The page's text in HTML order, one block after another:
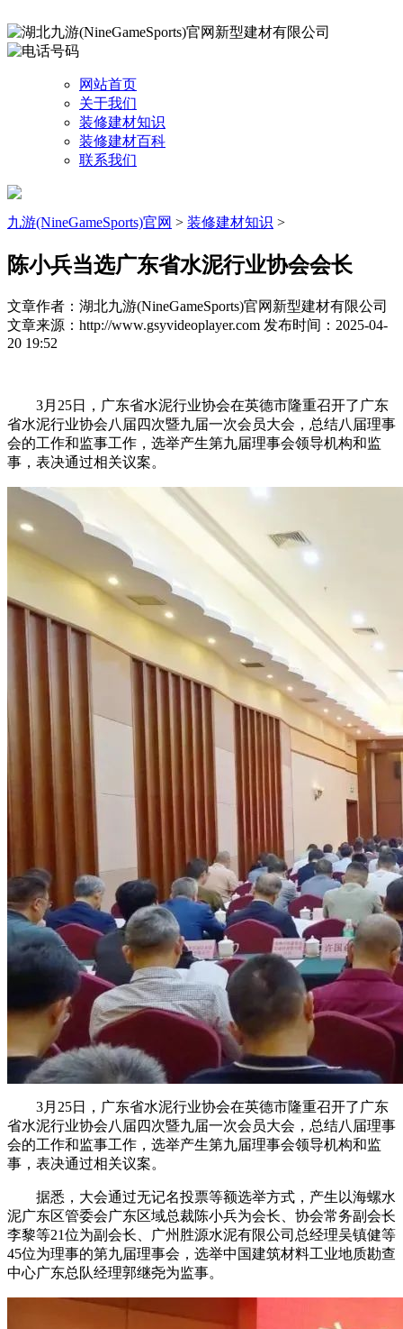
网站首页
关于我们
装修建材知识
装修建材百科
联系我们
九游(NineGameSports)官网 > 装修建材知识 >
陈小兵当选广东省水泥行业协会会长
文章作者：湖北九游(NineGameSports)官网新型建材有限公司
文章来源：http://www.gsyvideoplayer.com 发布时间：2025-04-
20 19:52
3月25日，广东省水泥行业协会在英德市隆重召开了广东
省水泥行业协会八届四次暨九届一次会员大会，总结八届理事
会的工作和监事工作，选举产生第九届理事会领导机构和监
事，表决通过相关议案。
3月25日，广东省水泥行业协会在英德市隆重召开了广东
省水泥行业协会八届四次暨九届一次会员大会，总结八届理事
会的工作和监事工作，选举产生第九届理事会领导机构和监
事，表决通过相关议案。
据悉，大会通过无记名投票等额选举方式，产生以海螺水
泥广东区管委会广东区域总裁陈小兵为会长、协会常务副会长
李黎等21位为副会长、广州胜源水泥有限公司总经理吴镇健等
45位为理事的第九届理事会，选举中国建筑材料工业地质勘查
中心广东总队经理郭继尧为监事。